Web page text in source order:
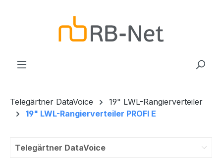
Telegärtner DataVoice
19" LWL-Rangierverteiler
19" LWL-Rangierverteiler PROFI E
Telegärtner DataVoice